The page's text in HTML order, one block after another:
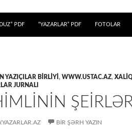
PDF “YAZARLAR” PDF FOTOLAR
YAZIÇILAR BIRLIYI , WWW.USTAC.AZ,
JURNALI
BIR ŞƏRH YAZIN